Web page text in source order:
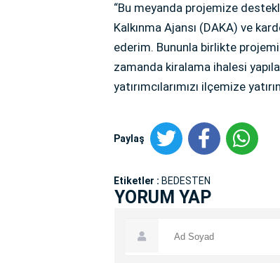
“Bu meyanda projemize
Kalkınma Ajansı (DAKA) ve
ederim. Bununla birlikte
zamanda kiralama ihalesi
yatırımcılarımızı ilçemize
Paylaş
Etiketler : BEDESTEN
YORUM YAP